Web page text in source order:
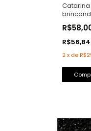
R$56,84
2x de